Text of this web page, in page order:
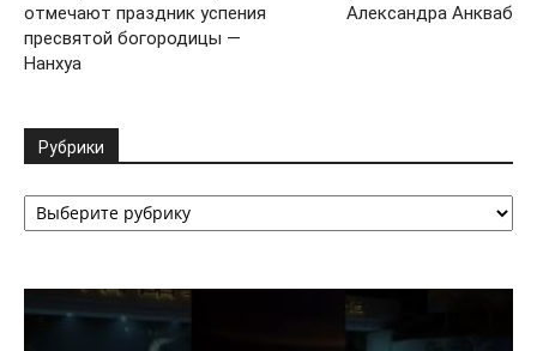
отмечают праздник успения
пресвятой богородицы —
Нанхуа
Александра Анкваб
Рубрики
Рубрики